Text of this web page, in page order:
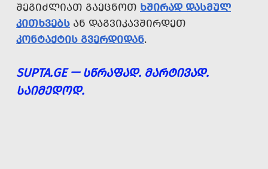
ᲨᲔᲒᲘᲫᲚᲘᲐᲗ ᲒᲐᲔᲪᲜᲝᲗ ᲮᲨᲘᲠᲐᲓ ᲓᲐᲡᲛᲣᲚ
ᲙᲘᲗᲮᲕᲔᲑᲡ ᲐᲜ ᲓᲐᲒᲕᲘᲙᲐᲕᲨᲘᲠᲓᲔᲗ
ᲙᲝᲜᲢᲐᲥᲢᲘᲡ ᲒᲕᲔᲠᲓᲘᲓᲐᲜ.
SUPTA.GE — ᲡᲬᲠᲐᲤᲐᲓ. ᲛᲐᲠᲢᲘᲕᲐᲓ.
ᲡᲐᲘᲛᲔᲓᲝᲓ.